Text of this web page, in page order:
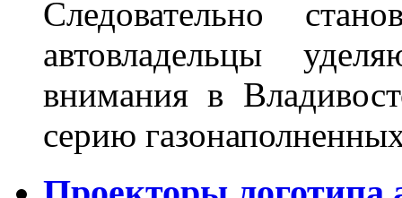
Следовательно
автовладельцы
внимания в
серию